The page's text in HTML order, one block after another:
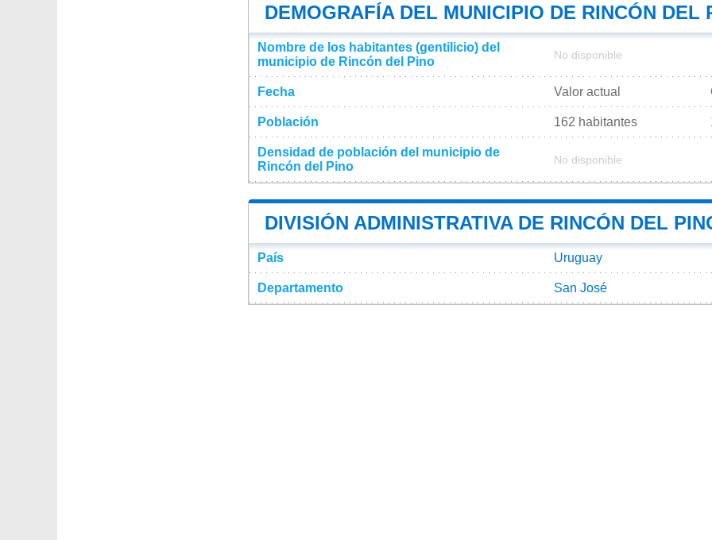
DEMOGRAFÍA DEL MUNICIPIO DE RINCÓN DEL
Nombre de los habitantes (gentilicio) del
municipio de Rincón del Pino
No disponible
Fecha Valor actual
Población 162 habitantes
Densidad de población del municipio de
Rincón del Pino
No disponible
DIVISIÓN ADMINISTRATIVA DE RINCÓN DEL
País Uruguay
Departamento San José